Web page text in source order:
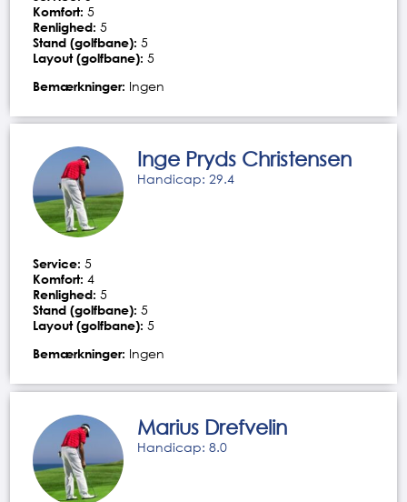
Komfort: 5
Renlighed: 5
Stand (golfbane): 5
Layout (golfbane): 5
Bemærkninger: Ingen
Inge Pryds Christensen
Handicap: 29.4
Service: 5
Komfort: 4
Renlighed: 5
Stand (golfbane): 5
Layout (golfbane): 5
Bemærkninger: Ingen
Marius Drefvelin
Handicap: 8.0